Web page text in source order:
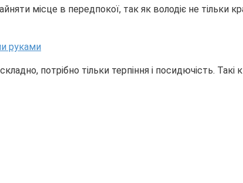
місце в передпокої, так як володіє не тільки
потрібно тільки терпіння і посидючість.